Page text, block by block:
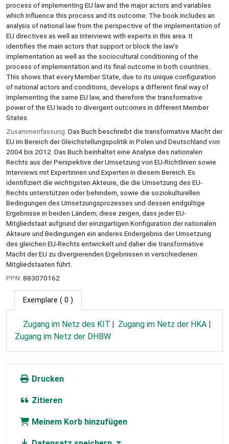
process of implementing EU law and the major actors and variables
which influence this process and its outcome. The book includes an
analysis of national law from the perspective of the implementation of
EU directives as well as interviews with experts in this area. It
identifies the main actors that support or block the law’s
implementation as well as the sociocultural conditioning of the
process of implementation and its final outcome in both countries.
This shows that every Member State, due to its unique configuration
of national actors and conditions, develops a different final way of
implementing the same EU law, and therefore the transformative
power of the EU leads to divergent outcomes in different Member
States.
Zusammenfassung: Das Buch beschreibt die transformative Macht der
EU im Bereich der Gleichstellungspolitik in Polen und Deutschland von
2004 bis 2012. Das Buch beinhaltet eine Analyse des nationalen
Rechts aus der Perspektive der Umsetzung von EU-Richtlinien sowie
Interviews mit Expertinnen und Experten in diesem Bereich. Es
identifiziert die wichtigsten Akteure, die die Umsetzung des EU-
Rechts unterstützen oder behindern, sowie die soziokulturellen
Bedingungen des Umsetzungsprozesses und dessen endgültige
Ergebnisse in beiden Ländern; diese zeigen, dass jeder EU-
Mitgliedstaat aufgrund der einzigartigen Konfiguration der nationalen
Akteure und Bedingungen ein anderes Endergebnis der Umsetzung
des gleichen EU-Rechts entwickelt und daher die transformative
Macht der EU zu divergierenden Ergebnissen in verschiedenen
Mitgliedstaaten führt.
PPN: 883070162
Exemplare ( 0 )
Zugang im Netz des KIT
Zugang im Netz der HKA
Zugang im Netz der DHBW
Drucken
Zitieren
Meinem Korb hinzufügen